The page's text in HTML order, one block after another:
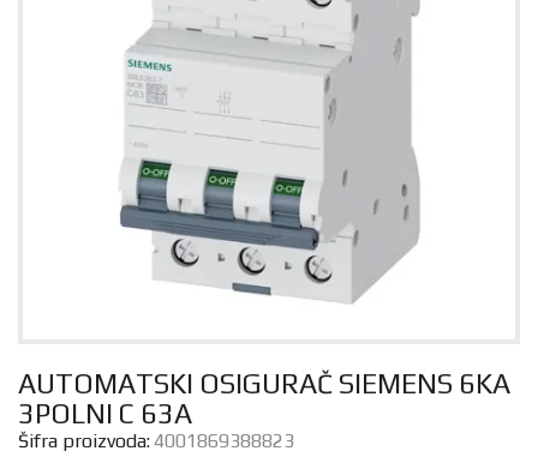
AUTOMATSKI OSIGURAČ SIEMENS 6KA
3POLNI C 63A
Šifra proizvoda:4001869388823